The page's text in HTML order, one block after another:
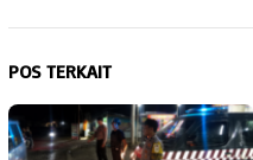
POS TERKAIT